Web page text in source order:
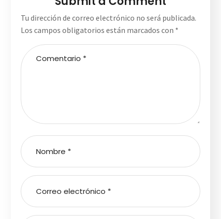
Tu dirección de correo electrónico no será publicada.
Los campos obligatorios están marcados con *